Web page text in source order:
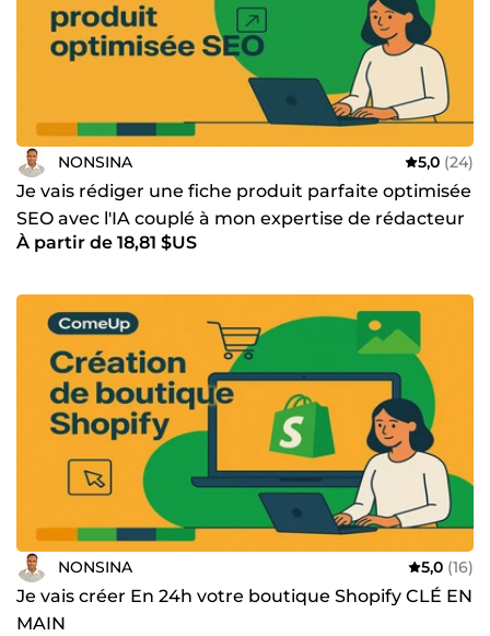
NONSINA 5,0 (24)
Je vais rédiger une fiche produit parfaite optimisée
SEO avec l'IA couplé à mon expertise de rédacteur
Web
À partir de 18,81 $US
NONSINA 5,0 (16)
Je vais créer En 24h votre boutique Shopify CLÉ EN
MAIN